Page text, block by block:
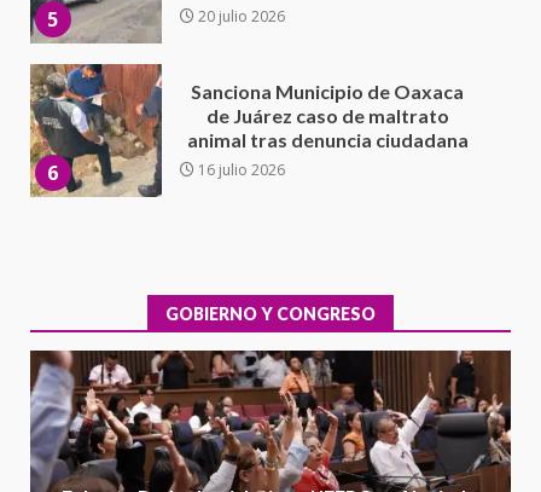
6 16 julio 2026
7
California; FGR lo investiga por
presuntos delitos de
delincuencia organizada y
contrabando
1
Xanica: Jesús Romero
7 agosto 2026
2
Exhorta Poder Legislativo al
IEEPO y al Iocied a realizar una
evaluación técnica y estructural
integral de las instalaciones de la
Escuela Secundaria General
GOBIERNO Y CONGRESO